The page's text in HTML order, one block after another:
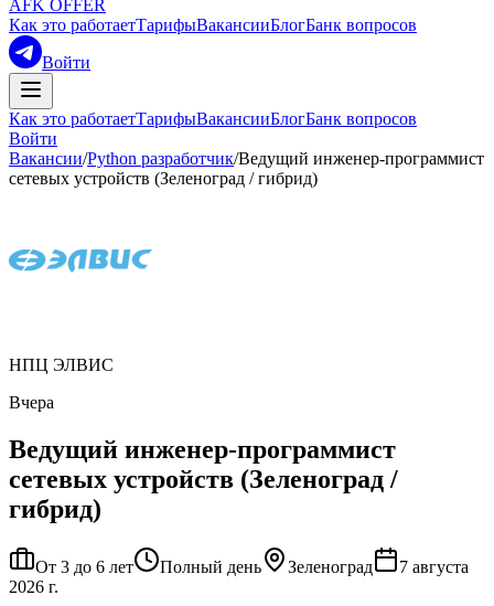
AFK OFFER
Как это работаетТарифыВакансииБлогБанк вопросов
Войти
Как это работаетТарифыВакансииБлогБанк вопросов
Войти
Вакансии/Python разработчик/Ведущий инженер-программист
сетевых устройств (Зеленоград / гибрид)
НПЦ ЭЛВИС
Вчера
Ведущий инженер-программист
сетевых устройств (Зеленоград /
гибрид)
От 3 до 6 лет Полный день Зеленоград
7 августа
2026 г.